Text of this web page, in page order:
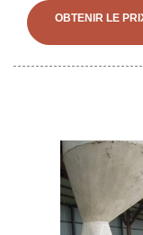
conception simple, un
expulseurs d'huile de
OBTENIR LE